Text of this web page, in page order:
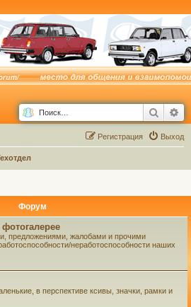
Поиск
Выход
Регистрация
Форум
предложениями, жалобами и прочими
неработоспособности наших
в перспективе ксивы, значки, рамки и